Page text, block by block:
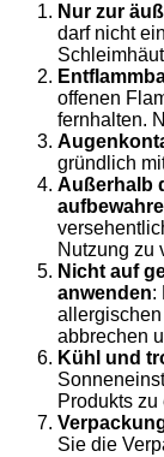
Nur zur
darf nicht
offenen
fernhalten.
gründlich
Außerhalb
Nutzung zu
Nicht auf
anwenden:
abbrechen
Kühl und
Produkts zu
Sie die